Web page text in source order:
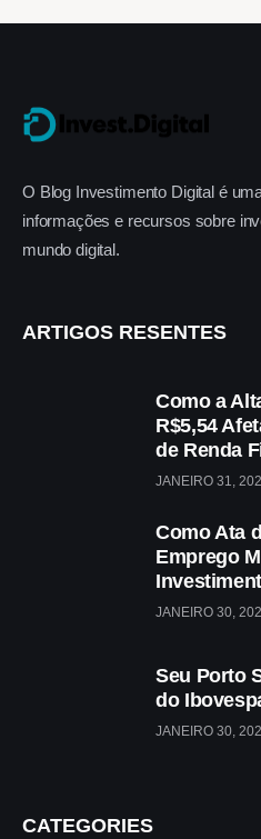
O Blog Investimento Digital é
informações e recursos sobre
mundo digital.
ARTIGOS RESENTES
Como a
R$5,54
de Renda
JANEIRO 31,
Como Ata
Emprego
JANEIRO 30,
Seu Porto
do
JANEIRO 30,
CATEGORIES